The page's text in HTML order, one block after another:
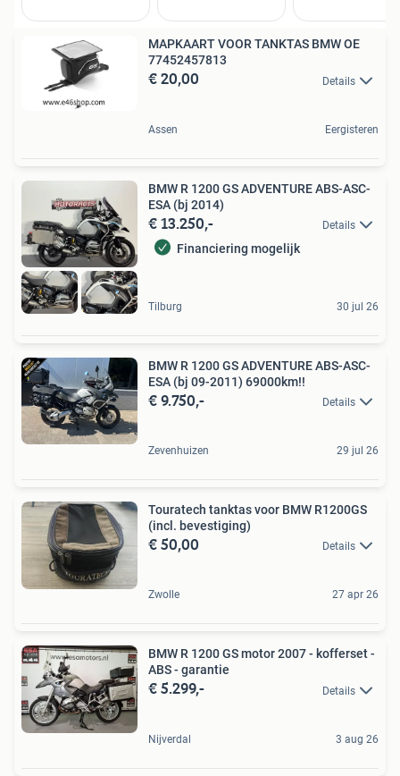
MAPKAART VOOR TANKTAS BMW OE
77452457813
€ 20,00 Details
Assen Eergisteren
BMW R 1200 GS ADVENTURE ABS-ASC-
ESA (bj 2014)
€ 13.250,- Details
Financiering mogelijk
Tilburg 30 jul 26
BMW R 1200 GS ADVENTURE ABS-ASC-
ESA (bj 09-2011) 69000km!!
€ 9.750,- Details
Zevenhuizen 29 jul 26
Touratech tanktas voor BMW R1200GS
(incl. bevestiging)
€ 50,00 Details
Zwolle 27 apr 26
BMW R 1200 GS motor 2007 - kofferset -
ABS - garantie
€ 5.299,- Details
Nijverdal 3 aug 26